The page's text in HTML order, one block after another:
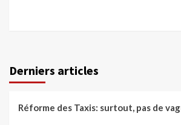
Derniers articles
Réforme des Taxis: surtout, pas de